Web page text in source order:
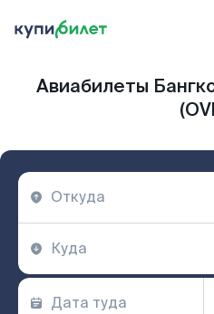
Авиабилеты